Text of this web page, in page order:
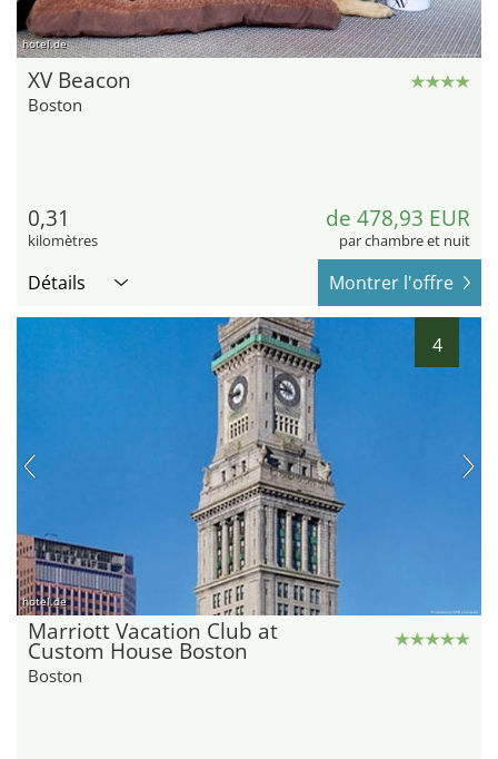
hotel.de
XV Beacon
Boston
0,31
kilomètres
de 478,93 EUR
par chambre et nuit
Détails Montrer l'offre
4
hotel.de
Marriott Vacation Club at
Custom House Boston
Boston